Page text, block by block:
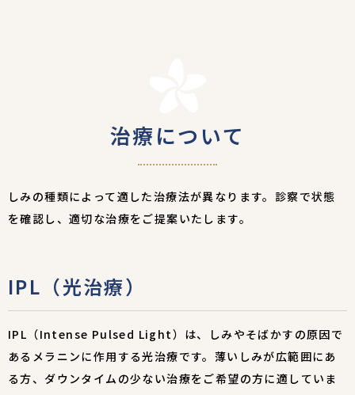
治療について
しみの種類によって適した治療法が異なります。診察で状態
を確認し、適切な治療をご提案いたします。
IPL（光治療）
IPL（Intense Pulsed Light）は、しみやそばかすの原因で
あるメラニンに作用する光治療です。薄いしみが広範囲にあ
る方、ダウンタイムの少ない治療をご希望の方に適していま